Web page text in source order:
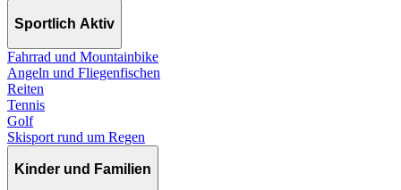
Sportlich Aktiv
Fahrrad und Mountainbike
Angeln und Fliegenfischen
Reiten
Tennis
Golf
Skisport rund um Regen
Kinder und Familien